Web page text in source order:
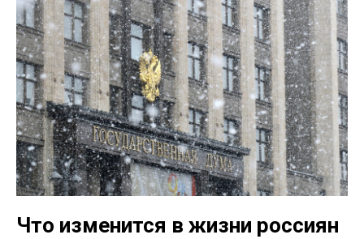
Что изменится в жизни россиян